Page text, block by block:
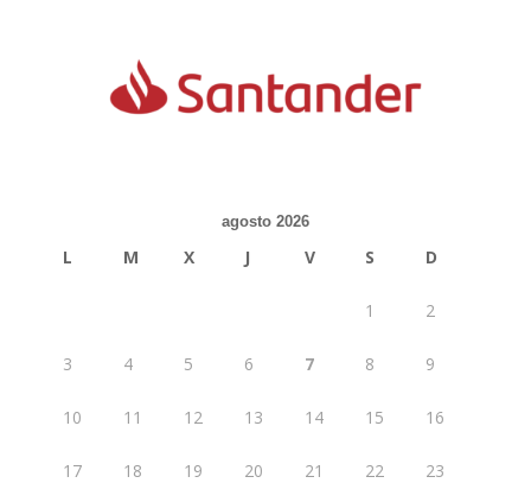
agosto 2026
L M X J V S D
1 2
3 4 5 6 7 8 9
10 11 12 13 14 15 16
17 18 19 20 21 22 23